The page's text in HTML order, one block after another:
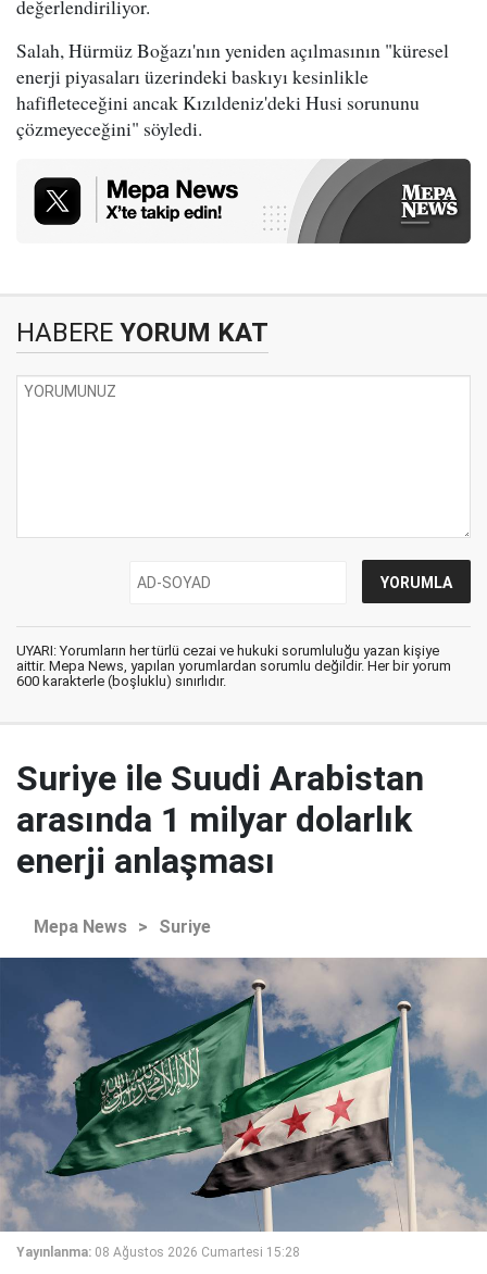
değerlendiriliyor.
Salah, Hürmüz Boğazı'nın yeniden açılmasının "küresel
enerji piyasaları üzerindeki baskıyı kesinlikle
hafifleteceğini ancak Kızıldeniz'deki Husi sorununu
çözmeyeceğini" söyledi.
HABERE YORUM KAT
UYARI: Yorumların her türlü cezai ve hukuki sorumluluğu yazan kişiye
aittir. Mepa News, yapılan yorumlardan sorumlu değildir. Her bir yorum
600 karakterle (boşluklu) sınırlıdır.
Suriye ile Suudi Arabistan
arasında 1 milyar dolarlık
enerji anlaşması
Mepa News > Suriye
Yayınlanma: 08 Ağustos 2026 Cumartesi 15:28